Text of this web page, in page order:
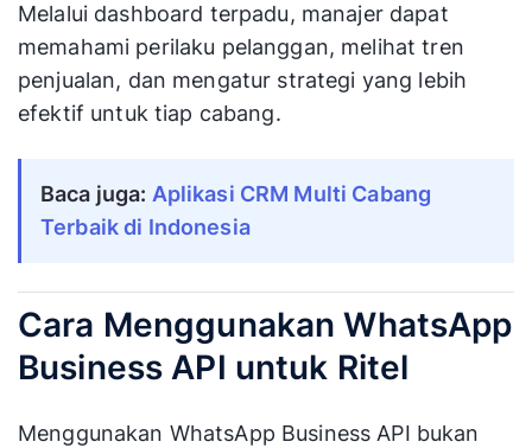
Melalui dashboard terpadu, manajer dapat
memahami perilaku pelanggan, melihat tren
penjualan, dan mengatur strategi yang lebih
efektif untuk tiap cabang.
Baca juga: Aplikasi CRM Multi Cabang
Terbaik di Indonesia
Cara Menggunakan WhatsApp
Business API untuk Ritel
Menggunakan WhatsApp Business API bukan